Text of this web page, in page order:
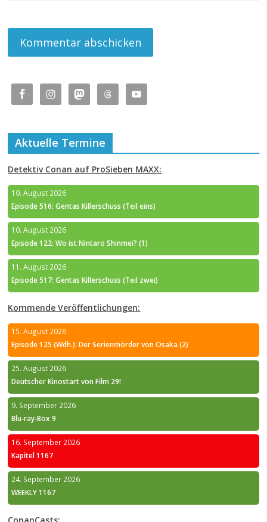
Aktuelle Termine
Detektiv Conan auf ProSieben MAXX:
10. August 2026
Episode 516: Gentas Killerschuss (Teil eins)
10. August 2026
Episode 122: Wo ist Nintaro Shinmei? (1)
11. August 2026
Episode 517: Gentas Killerschuss (Teil zwei)
Kommende Veröffentlichungen:
15. August 2026
Episode 125 (Wdh.): Der Serienmörder von Osaka (2)
25. August 2026
Deutscher Kinostart von Film 29!
9. September 2026
Blu-ray-Box 9
16. September 2026
Kapitel 1167
24. September 2026
WEEKLY 1167